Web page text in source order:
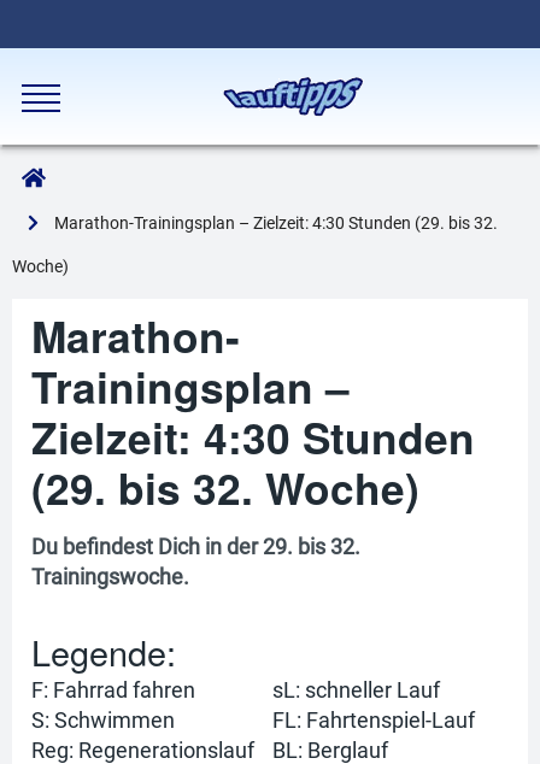
Marathon-Trainingsplan – Zielzeit: 4:30 Stunden (29. bis 32.
Woche)
Marathon-
Trainingsplan –
Zielzeit: 4:30 Stunden
(29. bis 32. Woche)
Du befindest Dich in der 29. bis 32.
Trainingswoche.
Legende:
F: Fahrrad fahren
S: Schwimmen
Reg: Regenerationslauf
sL: schneller Lauf
FL: Fahrtenspiel-Lauf
BL: Berglauf